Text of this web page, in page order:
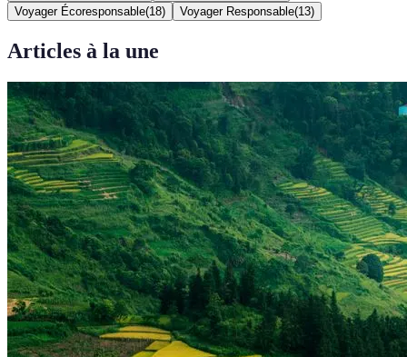
Voyager Écoresponsable(18) Voyager Responsable(13)
Articles à la une